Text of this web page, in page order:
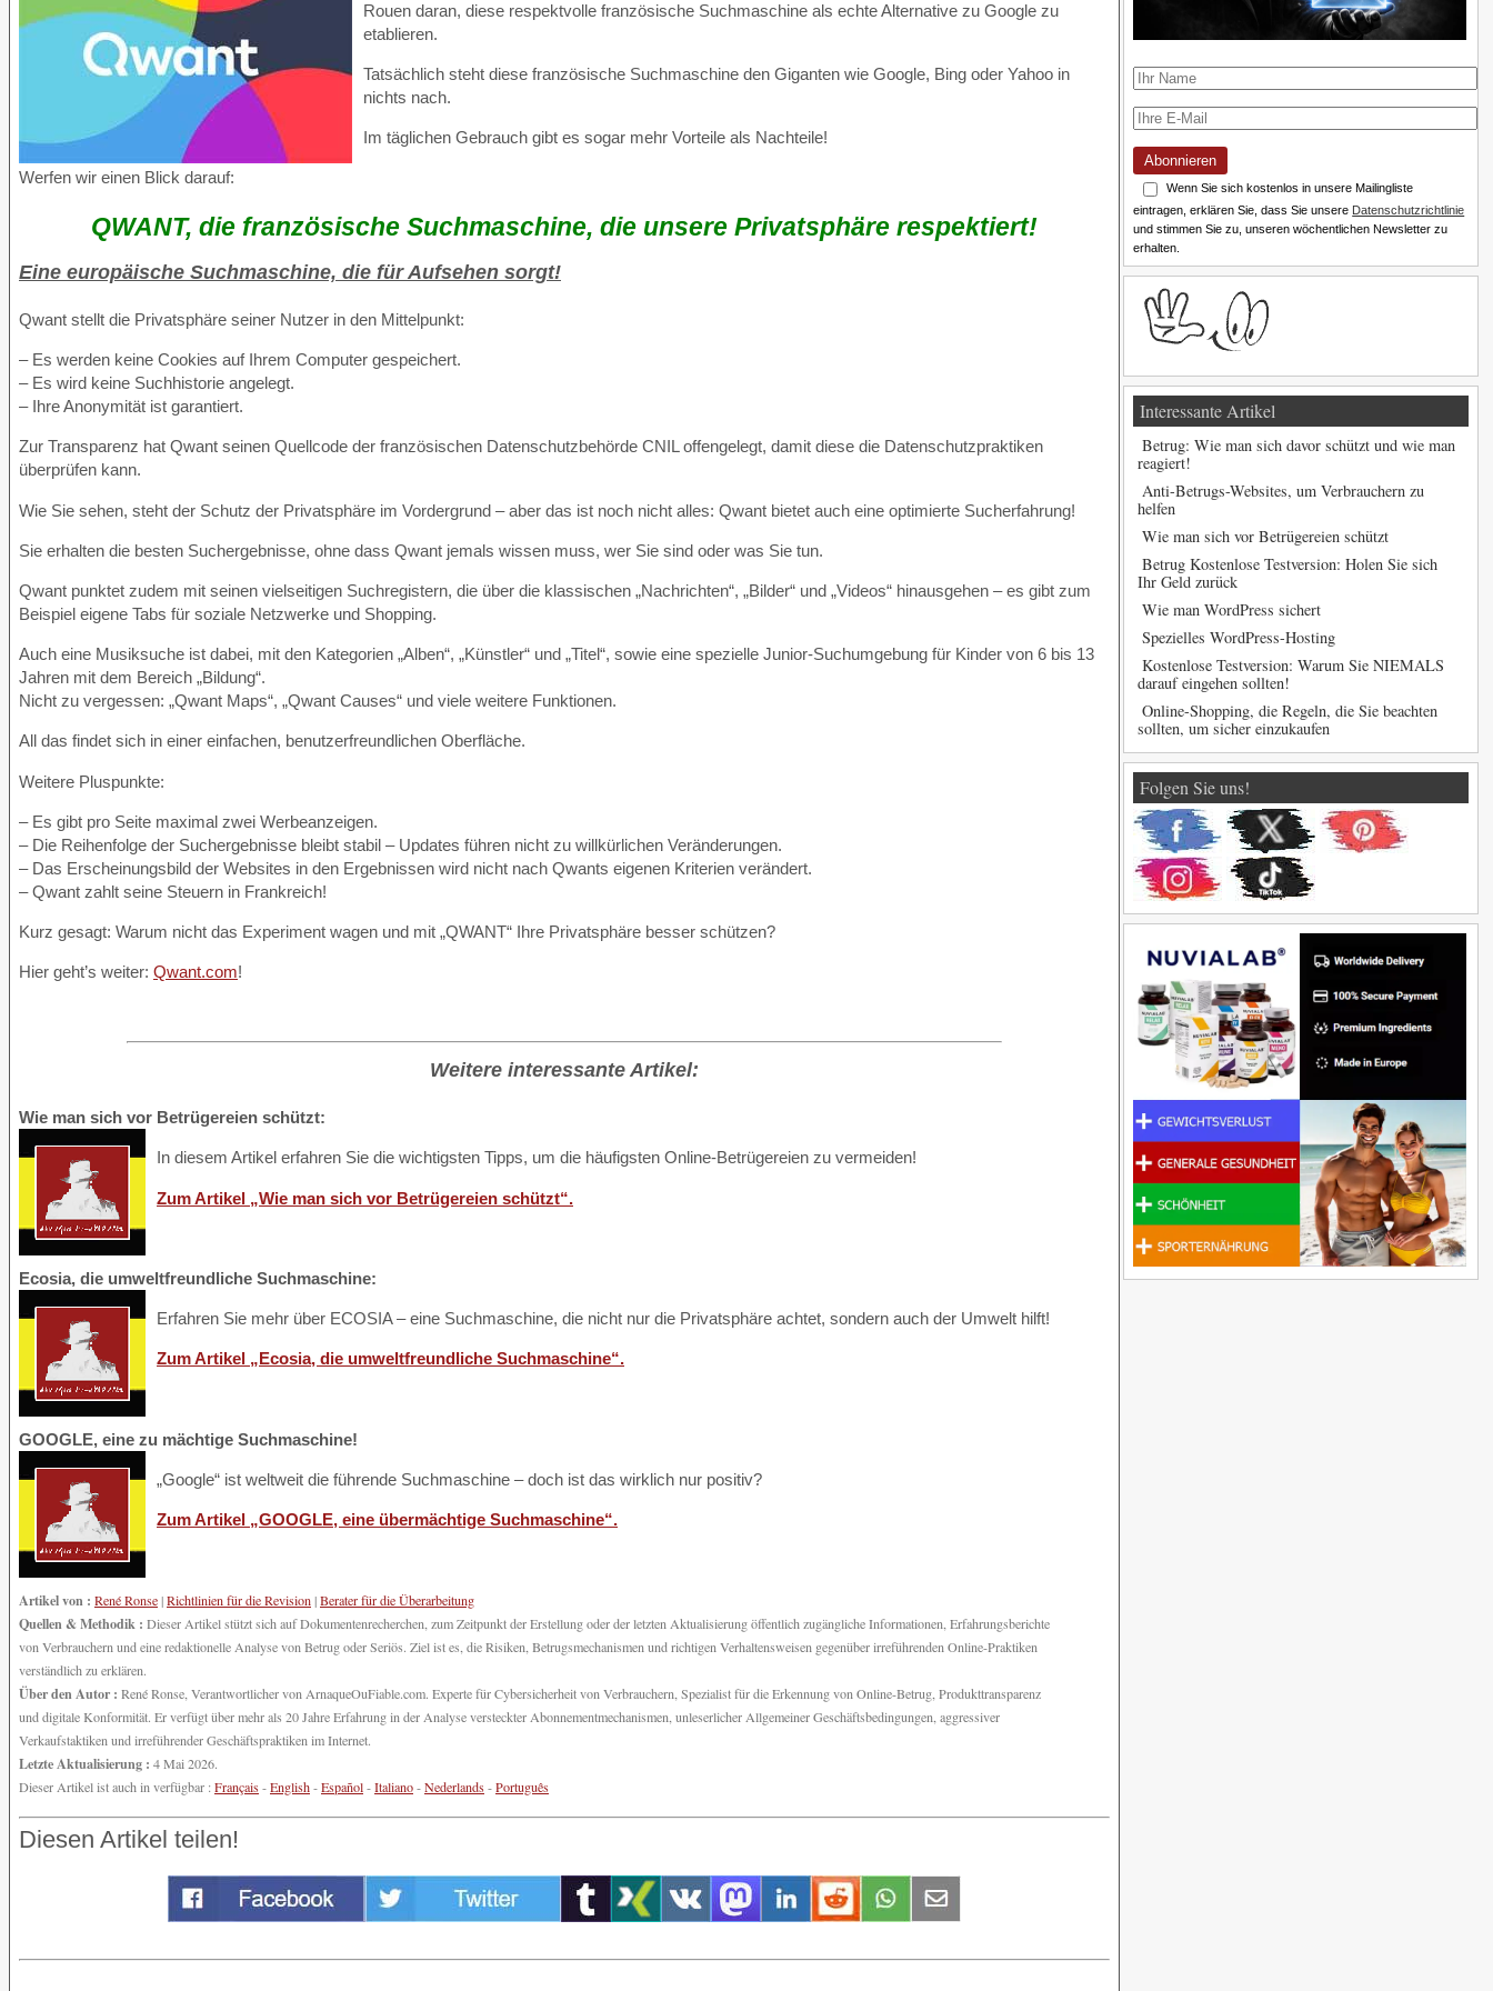
Rouen daran, diese respektvolle französische Suchmaschine als echte Alternative zu Google zu
etablieren.
Tatsächlich steht diese französische Suchmaschine den Giganten wie Google, Bing oder Yahoo in
nichts nach.
Im täglichen Gebrauch gibt es sogar mehr Vorteile als Nachteile!
Werfen wir einen Blick darauf:
QWANT, die französische Suchmaschine, die unsere Privatsphäre respektiert!
Eine europäische Suchmaschine, die für Aufsehen sorgt!
Qwant stellt die Privatsphäre seiner Nutzer in den Mittelpunkt:
– Es werden keine Cookies auf Ihrem Computer gespeichert.
– Es wird keine Suchhistorie angelegt.
– Ihre Anonymität ist garantiert.
Zur Transparenz hat Qwant seinen Quellcode der französischen Datenschutzbehörde CNIL offengelegt, damit diese die Datenschutzpraktiken
überprüfen kann.
Wie Sie sehen, steht der Schutz der Privatsphäre im Vordergrund – aber das ist noch nicht alles: Qwant bietet auch eine optimierte Sucherfahrung!
Sie erhalten die besten Suchergebnisse, ohne dass Qwant jemals wissen muss, wer Sie sind oder was Sie tun.
Qwant punktet zudem mit seinen vielseitigen Suchregistern, die über die klassischen „Nachrichten“, „Bilder“ und „Videos“ hinausgehen – es gibt zum
Beispiel eigene Tabs für soziale Netzwerke und Shopping.
Auch eine Musiksuche ist dabei, mit den Kategorien „Alben“, „Künstler“ und „Titel“, sowie eine spezielle Junior-Suchumgebung für Kinder von 6 bis 13
Jahren mit dem Bereich „Bildung“.
Nicht zu vergessen: „Qwant Maps“, „Qwant Causes“ und viele weitere Funktionen.
All das findet sich in einer einfachen, benutzerfreundlichen Oberfläche.
Weitere Pluspunkte:
– Es gibt pro Seite maximal zwei Werbeanzeigen.
– Die Reihenfolge der Suchergebnisse bleibt stabil – Updates führen nicht zu willkürlichen Veränderungen.
– Das Erscheinungsbild der Websites in den Ergebnissen wird nicht nach Qwants eigenen Kriterien verändert.
– Qwant zahlt seine Steuern in Frankreich!
Kurz gesagt: Warum nicht das Experiment wagen und mit „QWANT“ Ihre Privatsphäre besser schützen?
Hier geht’s weiter: Qwant.com!
Weitere interessante Artikel:
Wie man sich vor Betrügereien schützt:
In diesem Artikel erfahren Sie die wichtigsten Tipps, um die häufigsten Online-Betrügereien zu vermeiden!
Zum Artikel „Wie man sich vor Betrügereien schützt“.
Ecosia, die umweltfreundliche Suchmaschine:
Erfahren Sie mehr über ECOSIA – eine Suchmaschine, die nicht nur die Privatsphäre achtet, sondern auch der Umwelt hilft!
Zum Artikel „Ecosia, die umweltfreundliche Suchmaschine“.
GOOGLE, eine zu mächtige Suchmaschine!
„Google“ ist weltweit die führende Suchmaschine – doch ist das wirklich nur positiv?
Zum Artikel „GOOGLE, eine übermächtige Suchmaschine“.
Artikel von : René Ronse|Richtlinien für die Revision|Berater für die Überarbeitung
Quellen & Methodik : Dieser Artikel stützt sich auf Dokumentenrecherchen, zum Zeitpunkt der Erstellung oder der letzten Aktualisierung öffentlich zugängliche Informationen, Erfahrungsberichte
von Verbrauchern und eine redaktionelle Analyse von Betrug oder Seriös. Ziel ist es, die Risiken, Betrugsmechanismen und richtigen Verhaltensweisen gegenüber irreführenden Online-Praktiken
verständlich zu erklären.
Über den Autor : René Ronse, Verantwortlicher von ArnaqueOuFiable.com. Experte für Cybersicherheit von Verbrauchern, Spezialist für die Erkennung von Online-Betrug, Produkttransparenz
und digitale Konformität. Er verfügt über mehr als 20 Jahre Erfahrung in der Analyse versteckter Abonnementmechanismen, unleserlicher Allgemeiner Geschäftsbedingungen, aggressiver
Verkaufstaktiken und irreführender Geschäftspraktiken im Internet.
Letzte Aktualisierung : 4 Mai 2026.
Dieser Artikel ist auch in verfügbar :Français-English-Español-Italiano-Nederlands-Português
Diesen Artikel teilen!
Abonnieren
Wenn Sie sich kostenlos in unsere Mailingliste
eintragen, erklären Sie, dass Sie unsere Datenschutzrichtlinie
und stimmen Sie zu, unseren wöchentlichen Newsletter zu
erhalten.
Interessante Artikel
Betrug: Wie man sich davor schützt und wie man
reagiert!
Anti-Betrugs-Websites, um Verbrauchern zu
helfen
Wie man sich vor Betrügereien schützt
Betrug Kostenlose Testversion: Holen Sie sich
Ihr Geld zurück
Wie man WordPress sichert
Spezielles WordPress-Hosting
Kostenlose Testversion: Warum Sie NIEMALS
darauf eingehen sollten!
Online-Shopping, die Regeln, die Sie beachten
sollten, um sicher einzukaufen
Folgen Sie uns!